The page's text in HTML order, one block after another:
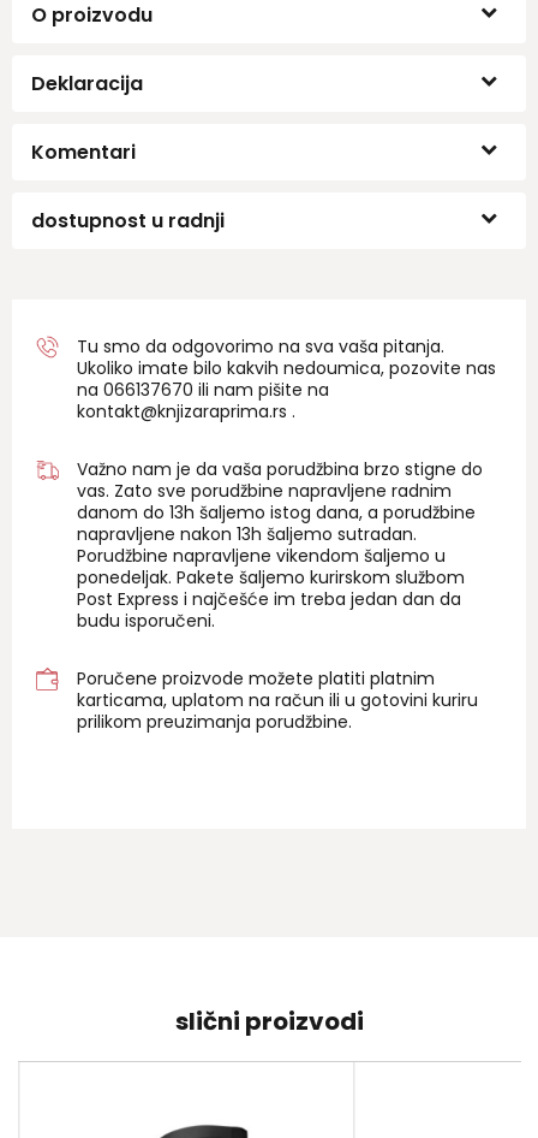
O proizvodu
Deklaracija
Komentari
dostupnost u radnji
Tu smo da odgovorimo na sva vaša pitanja.
Ukoliko imate bilo kakvih nedoumica, pozovite nas
na 066137670 ili nam pišite na
kontakt@knjizaraprima.rs .
Važno nam je da vaša porudžbina brzo stigne do
vas. Zato sve porudžbine napravljene radnim
danom do 13h šaljemo istog dana, a porudžbine
napravljene nakon 13h šaljemo sutradan.
Porudžbine napravljene vikendom šaljemo u
ponedeljak. Pakete šaljemo kurirskom službom
Post Express i najčešće im treba jedan dan da
budu isporučeni.
Poručene proizvode možete platiti platnim
karticama, uplatom na račun ili u gotovini kuriru
prilikom preuzimanja porudžbine.
slični proizvodi